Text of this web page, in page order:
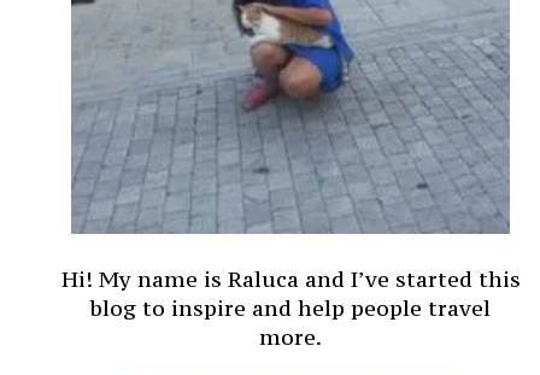
Hi! My name is Raluca and I’ve started this
blog to inspire and help people travel
more.